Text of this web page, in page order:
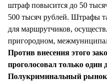
штраф повысится до 50
500 тысяч рублей. Штрафы
для маршрутчиков,
пригородном,
Против внесения этого
проголосовал только один
Полукриминальный рынок